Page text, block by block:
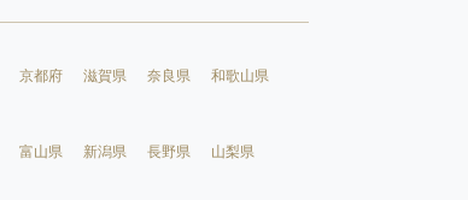
京都府 滋賀県 奈良県 和歌山県
富山県 新潟県 長野県 山梨県